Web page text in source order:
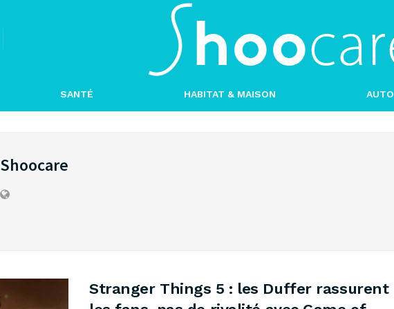
SANTÉ HABITAT & MAISON AUTO
Shoocare
Stranger Things 5 : les Duffer rassurent